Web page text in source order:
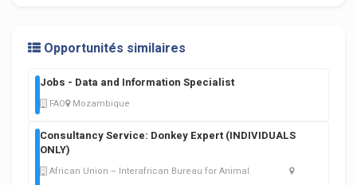
Opportunités similaires
Jobs - Data and Information Specialist
FAO Mozambique
Consultancy Service: Donkey Expert (INDIVIDUALS
ONLY)
African Union – Interafrican Bureau for Animal